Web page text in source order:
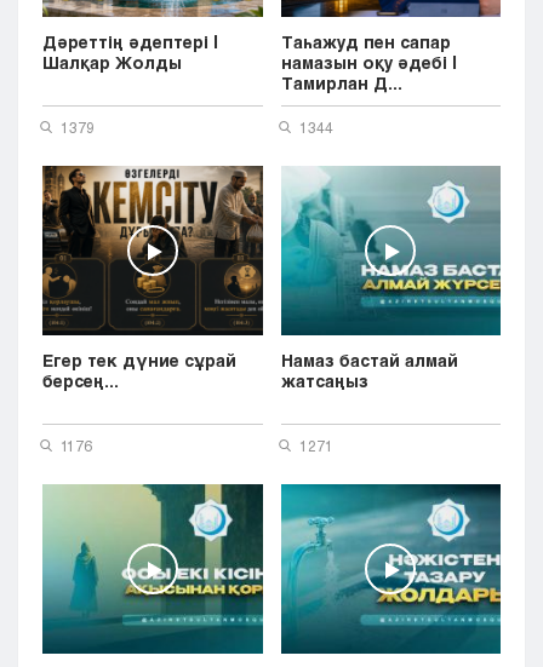
Дәреттің әдептері |
Шалқар Жолды
1379
Таһажуд пен сапар
намазын оқу әдебі |
Тамирлан Д...
1344
Егер тек дүние сұрай
берсең...
1176
Намаз бастай алмай
жатсаңыз
1271